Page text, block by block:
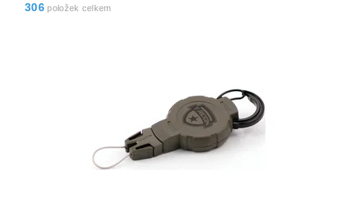
306položek celkem